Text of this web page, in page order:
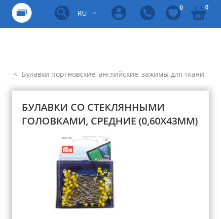
RU
0 0
Булавки портновские, английские, зажимы для ткани
БУЛАВКИ СО СТЕКЛЯННЫМИ
ГОЛОВКАМИ, СРЕДНИЕ (0,60Х43ММ)